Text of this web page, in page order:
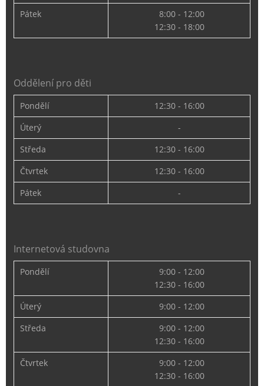
Pátek
8:00 - 12:00
12:30 - 18:00
Oddělení pro děti
Pondělí
12:30 - 16:00
Úterý
-
Středa
12:30 - 16:00
Čtvrtek
12:30 - 16:00
Pátek
-
Internetová studovna
Pondělí
9:00 - 12:00
12:30 - 16:00
Úterý
9:00 - 12:00
Středa
9:00 - 12:00
12:30 - 16:00
Čtvrtek
9:00 - 12:00
12:30 - 16:00